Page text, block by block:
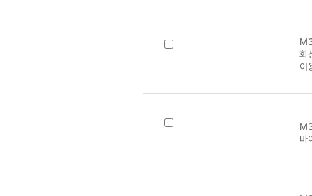
화
이
바